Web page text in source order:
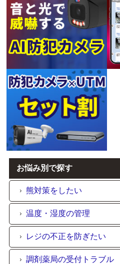
お悩み別で探す
熊対策をしたい
温度・湿度の管理
レジの不正を防ぎたい
調剤薬局の受付トラブル